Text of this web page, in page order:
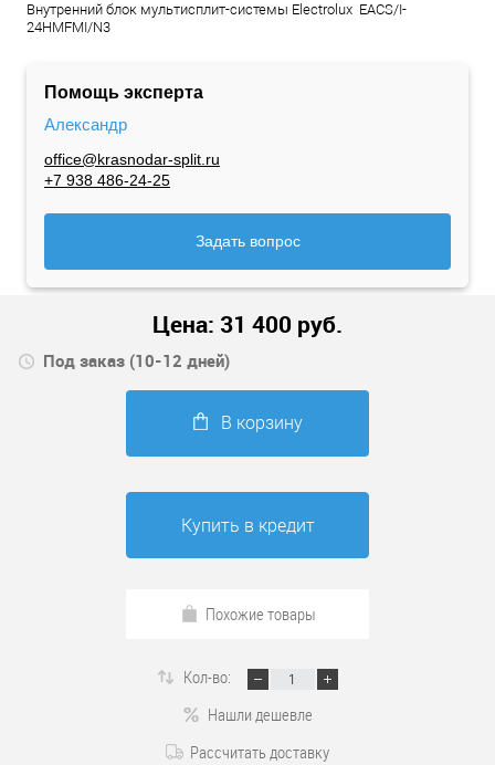
Внутренний блок мультисплит-системы Electrolux EACS/I-
24HMFMI/N3
Помощь эксперта
Александр
office@krasnodar-split.ru
+7 938 486-24-25
Задать вопрос
Цена: 31 400 руб.
Под заказ (10-12 дней)
В корзину
Купить в кредит
Похожие товары
Кол-во:
Нашли дешевле
Рассчитать доставку